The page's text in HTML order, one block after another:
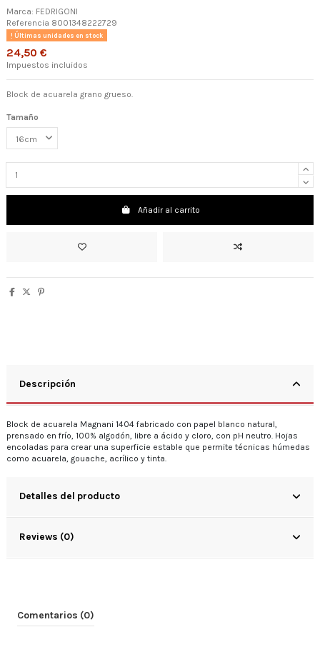
Marca: FEDRIGONI
Referencia 8001348222729
Últimas unidades en stock
24,50 €
Impuestos incluidos
Block de acuarela grano grueso.
Tamaño
Añadir al carrito
Descripción
Block de acuarela Magnani 1404 fabricado con papel blanco natural,
prensado en frío, 100% algodón, libre a ácido y cloro, con pH neutro. Hojas
encoladas para crear una superficie estable que permite técnicas húmedas
como acuarela, gouache, acrílico y tinta.
Detalles del producto
Reviews (0)
Comentarios (0)